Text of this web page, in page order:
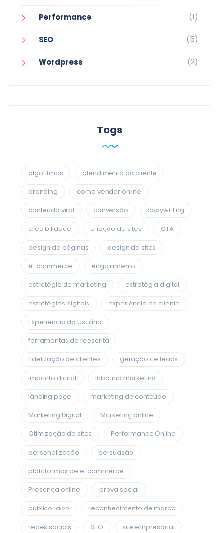
Performance (1)
SEO (5)
Wordpress (2)
Tags
algoritmos
atendimento ao cliente
branding
como vender online
conteúdo viral
conversão
copywriting
credibilidade
criação de sites
CTA
design de páginas
design de sites
e-commerce
engajamento
estratégia de marketing
estratégia digital
estratégias digitais
experiência do cliente
Experiência do Usuário
ferramentas de reescrita
fidelização de clientes
geração de leads
impacto digital
Inbound marketing
landing page
marketing de conteúdo
Marketing Digital
Marketing online
Otimização de sites
Performance Online
personalização
persuasão
plataformas de e-commerce
Presença online
prova social
público-alvo
reconhecimento de marca
redes sociais
SEO site empresarial